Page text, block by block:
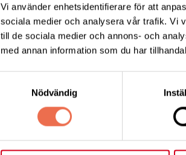
Vi använder enhetsidentifierare för att
sociala medier och analysera vår trafik. Vi
till de sociala medier och annons- och
med annan information som du har
Nödvändig
Var - i vår lokal på
gratis att medverka, fika kostar
Varmt välkommen!